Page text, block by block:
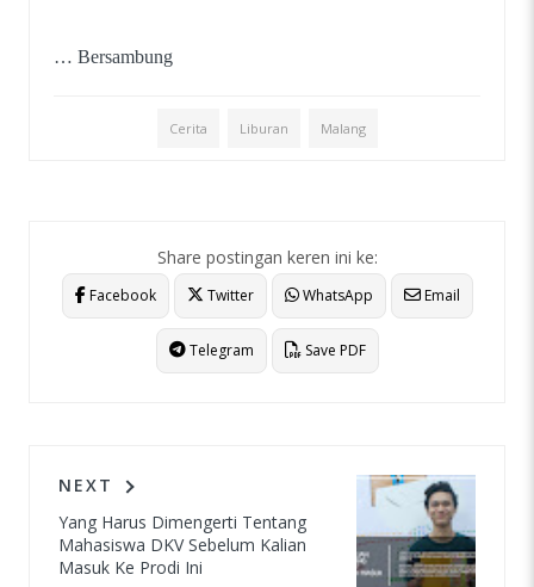
… Bersambung
Cerita Liburan Malang
Share postingan keren ini ke:
Facebook Twitter WhatsApp Email
Telegram Save PDF
NEXT
Yang Harus Dimengerti Tentang
Mahasiswa DKV Sebelum Kalian
Masuk Ke Prodi Ini